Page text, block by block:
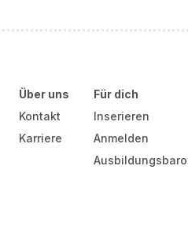
Über uns
Kontakt
Karriere
Für dich
Inserieren
Anmelden